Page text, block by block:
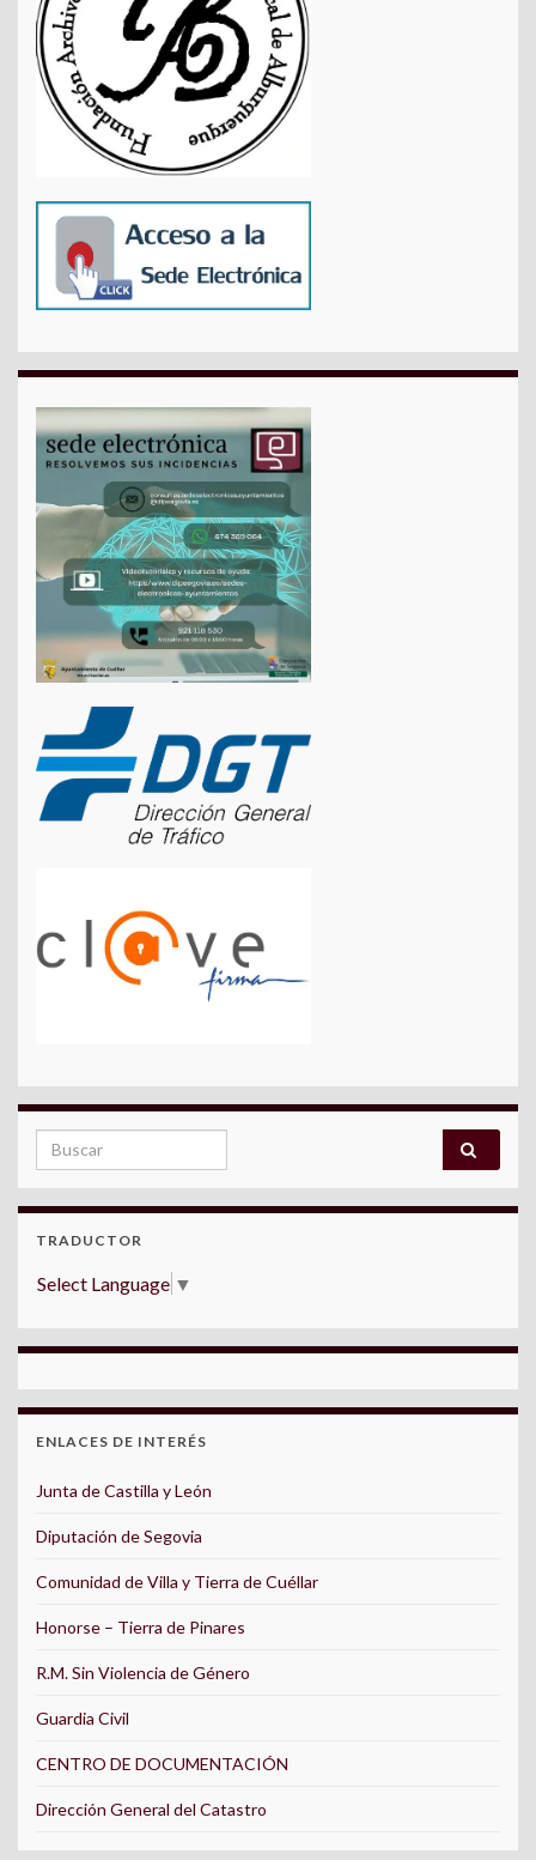
Search for:
TRADUCTOR
Select Language ▼
ENLACES DE INTERÉS
Junta de Castilla y León
Diputación de Segovia
Comunidad de Villa y Tierra de Cuéllar
Honorse – Tierra de Pinares
R.M. Sin Violencia de Género
Guardia Civil
CENTRO DE DOCUMENTACIÓN
Dirección General del Catastro